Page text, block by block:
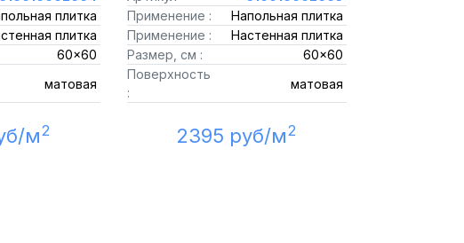
плитка
плитка
60x60
матовая
м2
Применение :
Напольная плитка
Применение :
Настенная плитка
Размер, см :
60x60
Поверхность
:
матовая
2395 руб/м2